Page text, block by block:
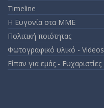
Timeline
Η Ευγονία στα ΜΜΕ
Πολιτική ποιότητας
Φωτογραφικό υλικό - Videos
Είπαν για εμάς - Ευχαριστίες